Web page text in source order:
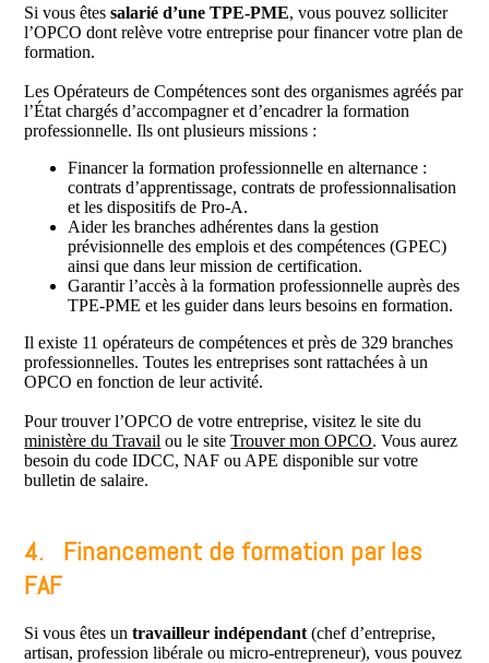
Si vous êtessalarié d’une TPE-PME, vous pouvez solliciter
l’OPCO dont relève votre entreprise pour financer votre plan de
formation.
Les Opérateurs de Compétences sont des organismes agréés par
l’État chargés d’accompagner et d’encadrer la formation
professionnelle. Ils ont plusieurs missions :
Financer la formation professionnelle en alternance :
contrats d’apprentissage, contrats de professionnalisation
et les dispositifs de Pro-A.
Aider les branches adhérentes dans la gestion
prévisionnelle des emplois et des compétences (GPEC)
ainsi que dans leur mission de certification.
Garantir l’accès à la formation professionnelle auprès des
TPE-PME et les guider dans leurs besoins en formation.
Il existe 11 opérateurs de compétences et près de 329 branches
professionnelles. Toutes les entreprises sont rattachées à un
OPCO en fonction de leur activité.
Pour trouver l’OPCO de votre entreprise, visitez le site du
ministère du Travail ou le siteTrouver mon OPCO. Vous aurez
besoin du code IDCC, NAF ou APE disponible sur votre
bulletin de salaire.
4. Financement de formation par les
FAF
Si vous êtes untravailleur indépendant (chef d’entreprise,
artisan, profession libérale ou micro-entrepreneur), vous pouvez